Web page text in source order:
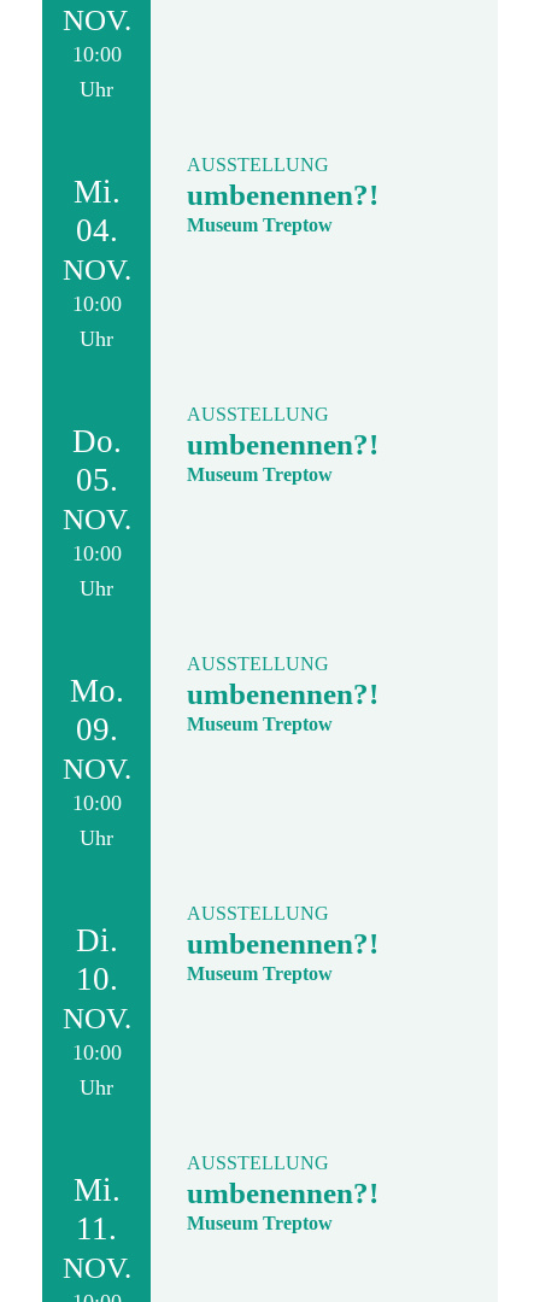
NOV.
10:00
Uhr
Mi.
04.
NOV.
10:00
Uhr
AUSSTELLUNG
umbenennen?!
Museum Treptow
Do.
05.
NOV.
10:00
Uhr
AUSSTELLUNG
umbenennen?!
Museum Treptow
Mo.
09.
NOV.
10:00
Uhr
AUSSTELLUNG
umbenennen?!
Museum Treptow
Di.
10.
NOV.
10:00
Uhr
AUSSTELLUNG
umbenennen?!
Museum Treptow
Mi.
11.
NOV.
AUSSTELLUNG
umbenennen?!
Museum Treptow